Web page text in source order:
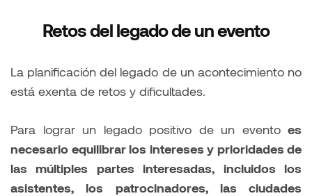
Retos del legado de un evento
La planificación del legado de un acontecimiento no
está exenta de retos y dificultades.
Para lograr un legado positivo de un evento es
necesario equilibrar los intereses y prioridades de
las múltiples partes interesadas, incluidos los
asistentes, los patrocinadores, las ciudades